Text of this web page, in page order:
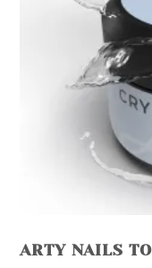
ARTY NAILS